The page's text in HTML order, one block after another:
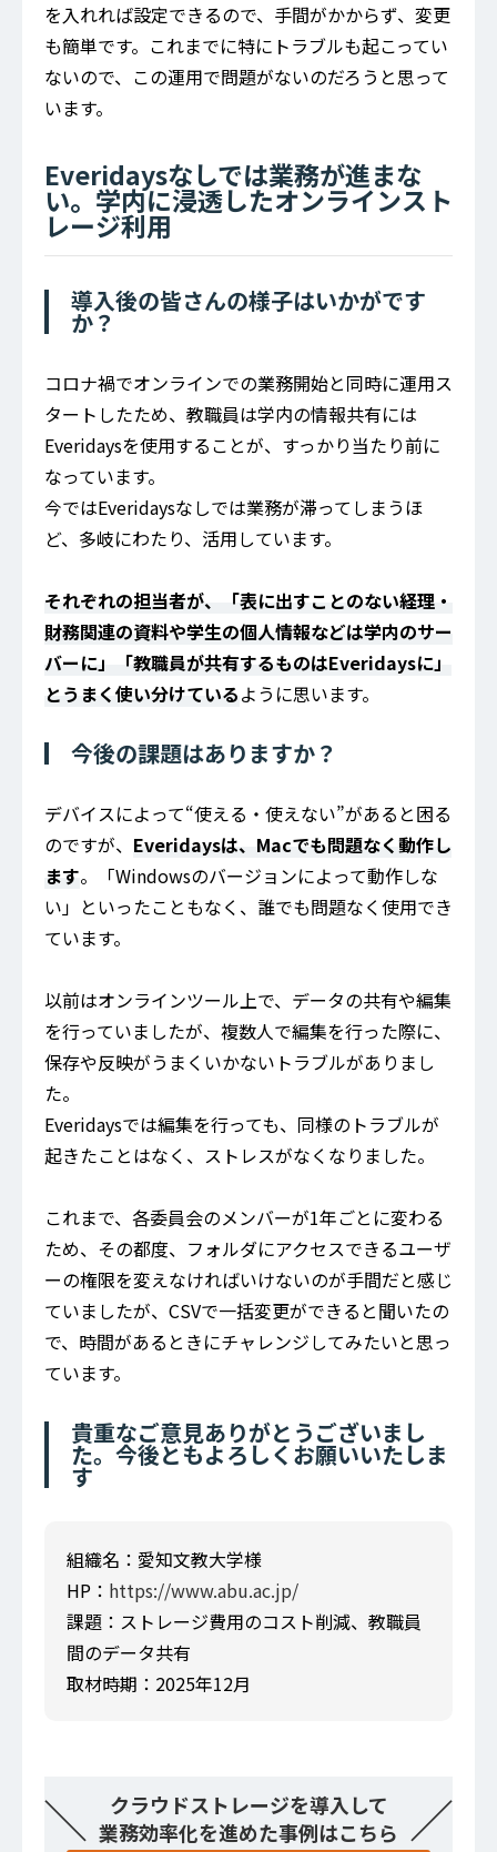
を入れれば設定できるので、手間がかからず、変更
も簡単です。これまでに特にトラブルも起こってい
ないので、この運用で問題がないのだろうと思って
います。
Everidaysなしでは業務が進まな
い。学内に浸透したオンラインスト
レージ利用
導入後の皆さんの様子はいかがです
か？
コロナ禍でオンラインでの業務開始と同時に運用ス
タートしたため、教職員は学内の情報共有には
Everidaysを使用することが、すっかり当たり前に
なっています。
今ではEveridaysなしでは業務が滞ってしまうほ
ど、多岐にわたり、活用しています。
それぞれの担当者が、「表に出すことのない経理・
財務関連の資料や学生の個人情報などは学内のサー
バーに」「教職員が共有するものはEveridaysに」
とうまく使い分けているように思います。
今後の課題はありますか？
デバイスによって“使える・使えない”があると困る
のですが、 Everidaysは、Macでも問題なく動作し
ます。「Windowsのバージョンによって動作しな
い」といったこともなく、誰でも問題なく使用でき
ています。
以前はオンラインツール上で、データの共有や編集
を行っていましたが、複数人で編集を行った際に、
保存や反映がうまくいかないトラブルがありまし
た。
Everidaysでは編集を行っても、同様のトラブルが
起きたことはなく、ストレスがなくなりました。
これまで、各委員会のメンバーが1年ごとに変わる
ため、その都度、フォルダにアクセスできるユーザ
ーの権限を変えなければいけないのが手間だと感じ
ていましたが、CSVで一括変更ができると聞いたの
で、時間があるときにチャレンジしてみたいと思っ
ています。
貴重なご意見ありがとうございまし
た。今後ともよろしくお願いいたしま
す
組織名：愛知文教大学様
HP： https://www.abu.ac.jp/
課題：ストレージ費用のコスト削減、教職員
間のデータ共有
取材時期：2025年12月
＼
クラウドストレージを導入して
業務効率化を進めた事例はこちら
／